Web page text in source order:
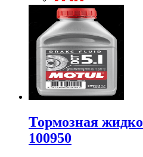
Тормозная
100950